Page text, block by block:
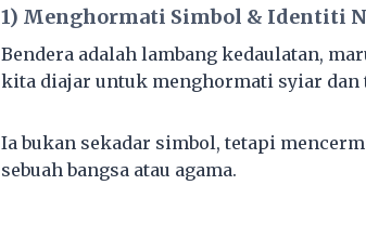
1) Menghormati Simbol & Identiti
Bendera adalah lambang kedaulatan,
kita diajar untuk menghormati syiar dan
Ia bukan sekadar simbol, tetapi
sebuah bangsa atau agama.